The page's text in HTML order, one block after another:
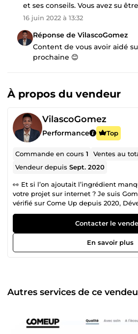
et ses conseils. Vous avez su
16 juin 2022 à 13:32
Réponse de VilascoGomez
Content de vous avoir aidé
prochaine 😊
À propos du vendeur
VilascoGomez
Performance Top
Commande en cours1 Ventes au
Vendeur depuisSept. 2020
👀 Et si l’on ajoutait l’ingrédient
votre projet sur internet ? Je suis
vérifié sur Come Up depuis 2020,
du marketing digital et de la
5ans d’expérience. J’aime
professionnels et les entreprises à
leur business en ligne. Mes
🎯 Projets finalisés : ➕ de 355 ❤ Taux
tôt appris à accompagner les
compétences sur des projets réels
accompagner et conseiller. Mes avis
Come Up en témoignent : Avis de
Contacter le
En savoir plus
Autres services de ce